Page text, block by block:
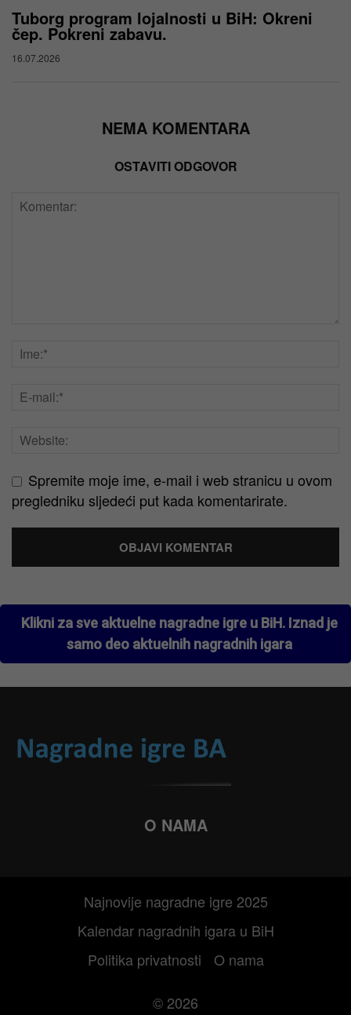
Tuborg program lojalnosti u BiH: Okreni
čep. Pokreni zabavu.
16.07.2026
NEMA KOMENTARA
OSTAVITI ODGOVOR
Spremite moje ime, e-mail i web stranicu u ovom
pregledniku sljedeći put kada komentarirate.
Klikni za sve aktuelne nagradne igre u BiH. Iznad je
samo deo aktuelnih nagradnih igara
O NAMA
Najnovije nagradne igre 2025
Kalendar nagradnih igara u BiH
Politika privatnosti
O nama
© 2026